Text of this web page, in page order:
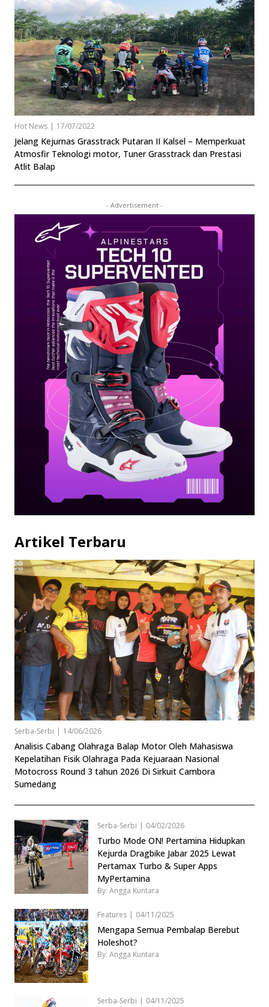
Hot News | 17/07/2022
Jelang Kejurnas Grasstrack Putaran II Kalsel – Memperkuat
Atmosfir Teknologi motor, Tuner Grasstrack dan Prestasi
Atlit Balap
- Advertisement -
Artikel Terbaru
Serba-Serbi | 14/06/2026
Analisis Cabang Olahraga Balap Motor Oleh Mahasiswa
Kepelatihan Fisik Olahraga Pada Kejuaraan Nasional
Motocross Round 3 tahun 2026 Di Sirkuit Cambora
Sumedang
Serba-Serbi | 04/02/2026
Turbo Mode ON! Pertamina Hidupkan
Kejurda Dragbike Jabar 2025 Lewat
Pertamax Turbo & Super Apps
MyPertamina
By: Angga Kuntara
Features | 04/11/2025
Mengapa Semua Pembalap Berebut
Holeshot?
By: Angga Kuntara
Serba-Serbi | 04/11/2025